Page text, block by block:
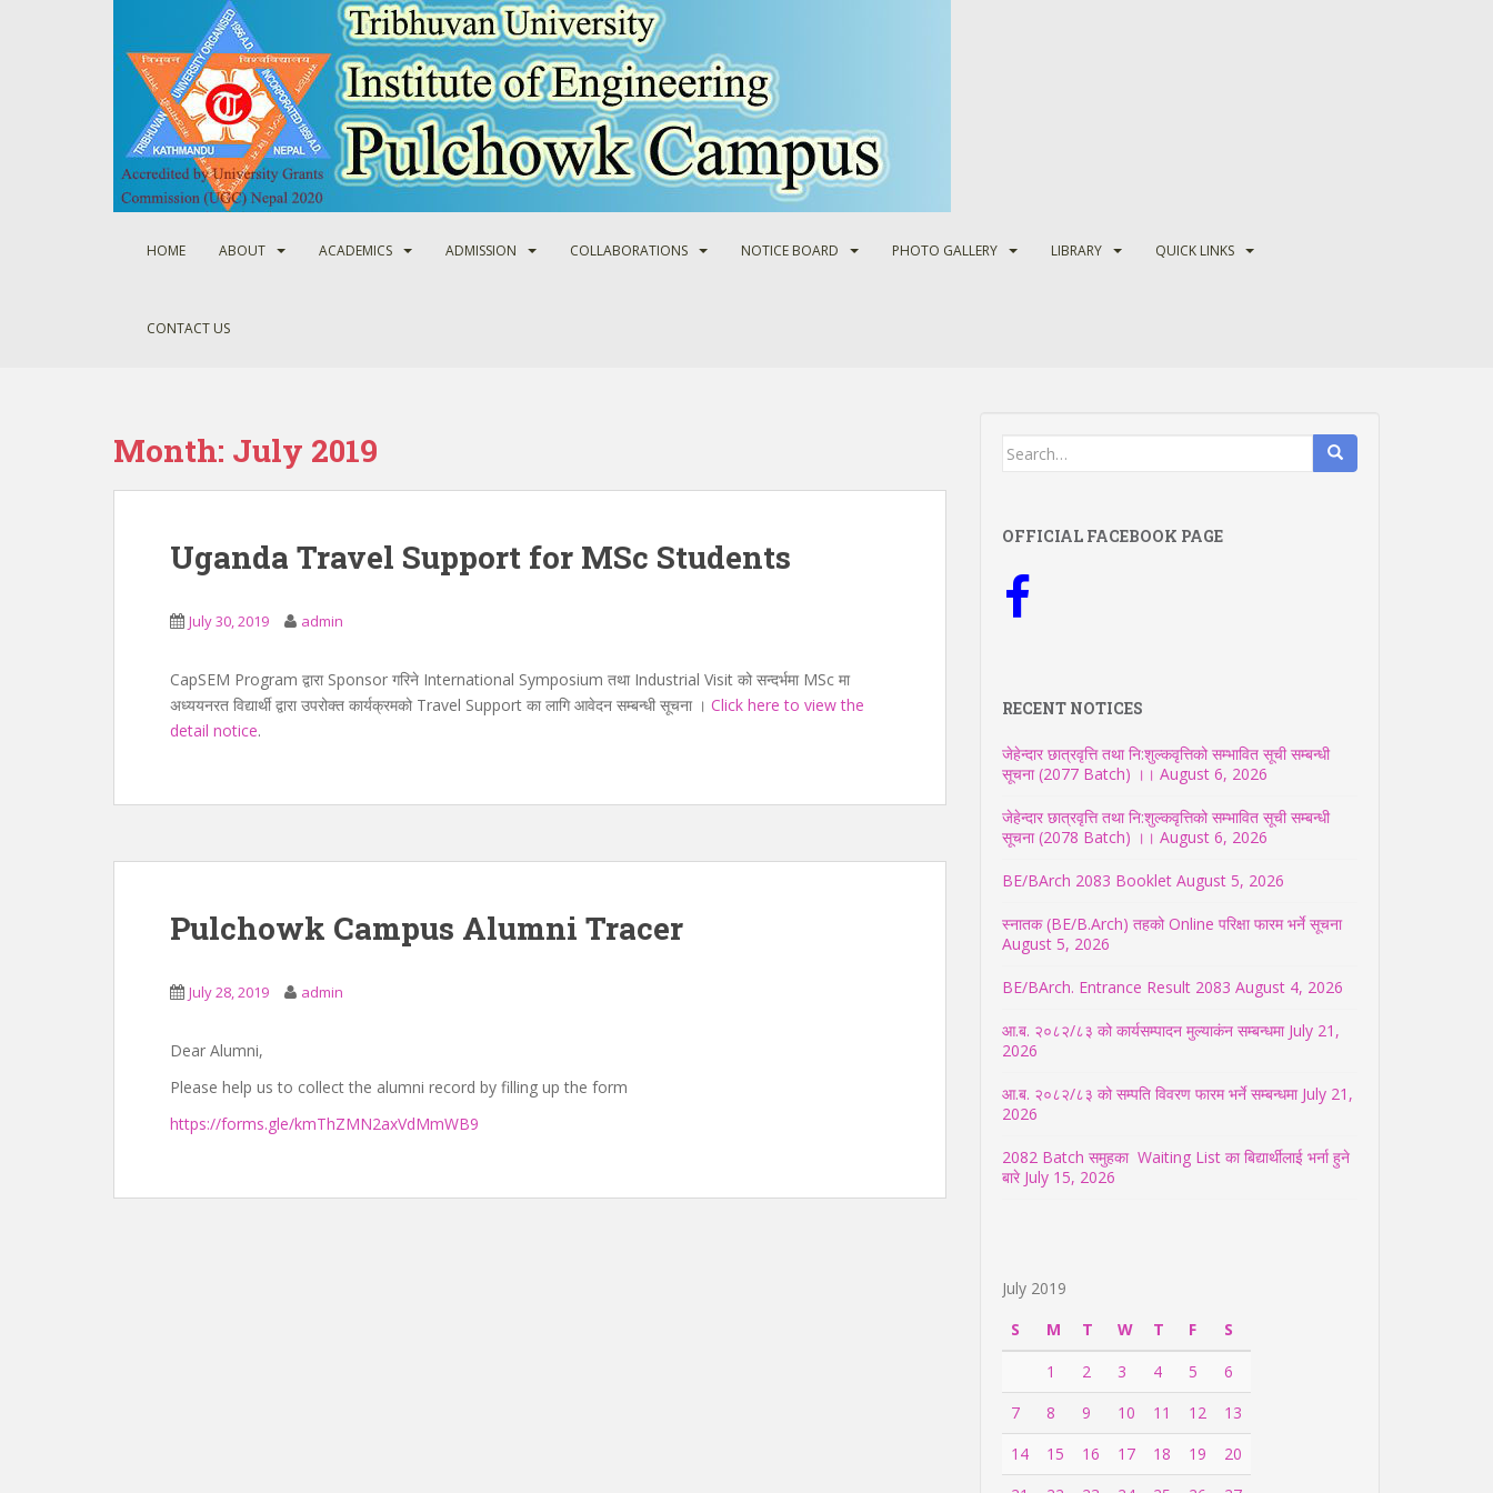
HOME ABOUT ACADEMICS ADMISSION COLLABORATIONS NOTICE BOARD PHOTO GALLERY LIBRARY QUICK LINKS
CONTACT US
Month: July 2019
Uganda Travel Support for MSc Students
July 30, 2019 admin
CapSEM Program द्वारा Sponsor गरिने International Symposium तथा Industrial Visit को सन्दर्भमा MSc मा
अध्ययनरत विद्यार्थी द्वारा उपरोक्त कार्यक्रमको Travel Support का लागि आवेदन सम्बन्धी सूचना । Click here to view the
detail notice.
Pulchowk Campus Alumni Tracer
July 28, 2019 admin
Dear Alumni,
Please help us to collect the alumni record by filling up the form
https://forms.gle/kmThZMN2axVdMmWB9
Search
OFFICIAL FACEBOOK PAGE
RECENT NOTICES
जेहेन्दार छात्रवृत्ति तथा नि:शुल्कवृत्तिको सम्भावित सूची सम्बन्धी
सूचना (2077 Batch) ।। August 6, 2026
जेहेन्दार छात्रवृत्ति तथा नि:शुल्कवृत्तिको सम्भावित सूची सम्बन्धी
सूचना (2078 Batch) ।। August 6, 2026
BE/BArch 2083 Booklet August 5, 2026
स्नातक (BE/B.Arch) तहको Online परिक्षा फारम भर्ने सूचना
August 5, 2026
BE/BArch. Entrance Result 2083 August 4, 2026
आ.ब. २०८२/८३ को कार्यसम्पादन मुल्याकंन सम्बन्धमा July 21,
2026
आ.ब. २०८२/८३ को सम्पति विवरण फारम भर्ने सम्बन्धमा July 21,
2026
2082 Batch समुहका Waiting List का बिद्यार्थीलाई भर्ना हुने
बारे July 15, 2026
July 2019
S
M T W T F
S
1
2 3 4 5
6
7
8 9 10 11 12
13
14
15 16 17 18 19
20